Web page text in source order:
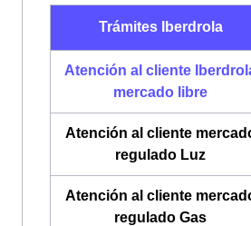
Trámites Iberdrola
Atención al cliente
mercado libre
Atención al cliente
regulado Luz
Atención al cliente
regulado Gas